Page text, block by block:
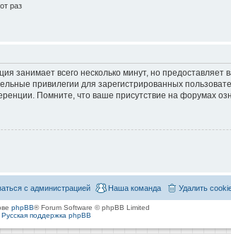
раз
занимает всего несколько минут, но
привилегии для зарегистрированных
Помните, что ваше присутствие на форумах
Удалить
Наша команда
с администрацией
phpBB® Forum Software © phpBB Limited
Русская поддержка phpBB